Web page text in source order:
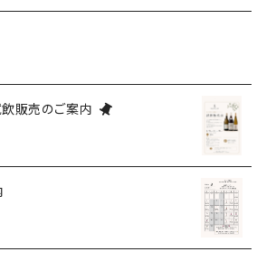
販売のご案内